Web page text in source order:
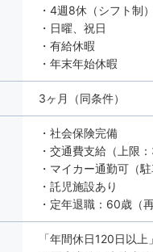
・4週8休（シフト制）
・日曜、祝日
・有給休暇
・年末年始休暇
3ヶ月（同条件）
・社会保険完備
・交通費支給（上限
・マイカー通勤可（
・託児施設あり
・定年退職：60歳（
「年間休日120日以